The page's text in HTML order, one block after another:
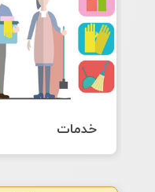
خدمات